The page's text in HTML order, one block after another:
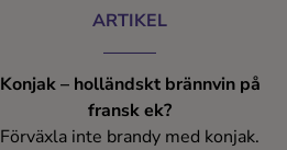
ARTIKEL
Konjak – holländskt brännvin på
fransk ek?
Förväxla inte brandy med konjak.